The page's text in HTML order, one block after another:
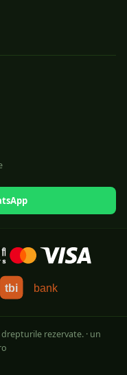
tbi bank
drepturile rezervate. · un